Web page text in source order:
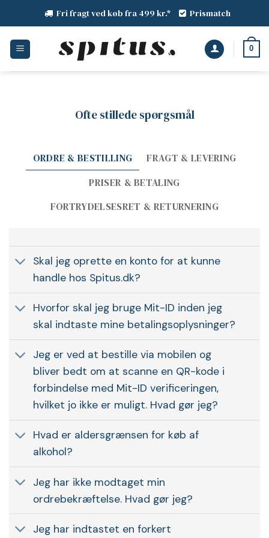
indhold
Fri fragt ved køb fra 499 kr.* Prismatch
0
Ofte stillede spørgsmål
ORDRE & BESTILLING
FRAGT & LEVERING
PRISER & BETALING
FORTRYDELSESRET & RETURNERING
Skal jeg oprette en konto for at kunne
handle hos Spitus.dk?
Hvorfor skal jeg bruge Mit-ID inden jeg
skal indtaste mine betalingsoplysninger?
Jeg er ved at bestille via mobilen og
bliver bedt om at scanne en QR-kode i
forbindelse med Mit-ID verificeringen,
hvilket jo ikke er muligt. Hvad gør jeg?
Hvad er aldersgrænsen for køb af
alkohol?
Jeg har ikke modtaget min
ordrebekræftelse. Hvad gør jeg?
Jeg har indtastet en forkert